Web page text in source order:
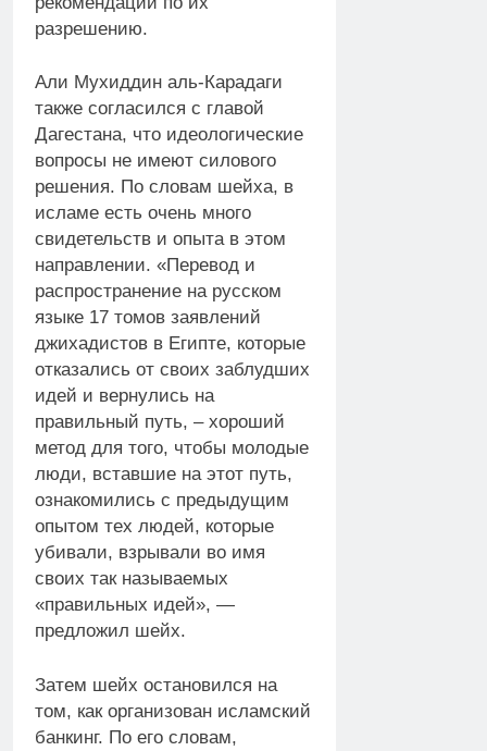
разрешению.
Али Мухиддин аль-Карадаги
также согласился с главой
Дагестана, что идеологические
вопросы не имеют силового
решения. По словам шейха, в
исламе есть очень много
свидетельств и опыта в этом
направлении. «Перевод и
распространение на русском
языке 17 томов заявлений
джихадистов в Египте, которые
отказались от своих заблудших
идей и вернулись на
правильный путь, – хороший
метод для того, чтобы молодые
люди, вставшие на этот путь,
ознакомились с предыдущим
опытом тех людей, которые
убивали, взрывали во имя
своих так называемых
«правильных идей», —
предложил шейх.
Затем шейх остановился на
том, как организован исламский
банкинг. По его словам,